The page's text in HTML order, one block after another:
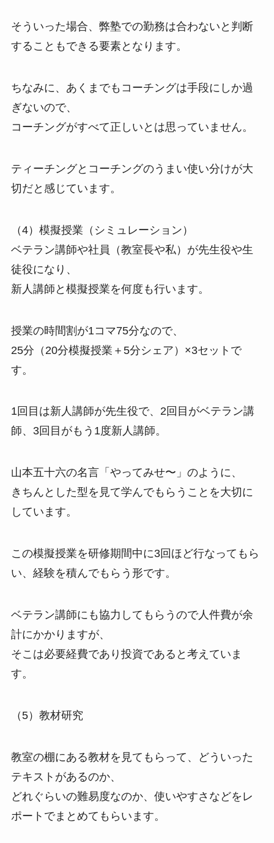
そういった場合、弊塾での勤務は合わないと判断
することもできる要素となります。
ちなみに、あくまでもコーチングは手段にしか過
ぎないので、
コーチングがすべて正しいとは思っていません。
ティーチングとコーチングのうまい使い分けが大
切だと感じています。
（4）模擬授業（シミュレーション）
ベテラン講師や社員（教室長や私）が先生役や生
徒役になり、
新人講師と模擬授業を何度も行います。
授業の時間割が1コマ75分なので、
25分（20分模擬授業＋5分シェア）×3セットで
す。
1回目は新人講師が先生役で、2回目がベテラン講
師、3回目がもう1度新人講師。
山本五十六の名言「やってみせ〜」のように、
きちんとした型を見て学んでもらうことを大切に
しています。
この模擬授業を研修期間中に3回ほど行なってもら
い、経験を積んでもらう形です。
ベテラン講師にも協力してもらうので人件費が余
計にかかりますが、
そこは必要経費であり投資であると考えていま
す。
（5）教材研究
教室の棚にある教材を見てもらって、どういった
テキストがあるのか、
どれぐらいの難易度なのか、使いやすさなどをレ
ポートでまとめてもらいます。